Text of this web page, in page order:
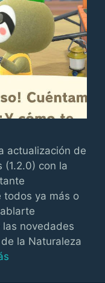
actualización de
(1.2.0) con la
todos ya más o
novedades
la Naturaleza